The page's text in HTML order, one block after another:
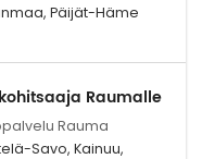
Päijät-Häme
Raumalle
Rauma
Savo, Kainuu,